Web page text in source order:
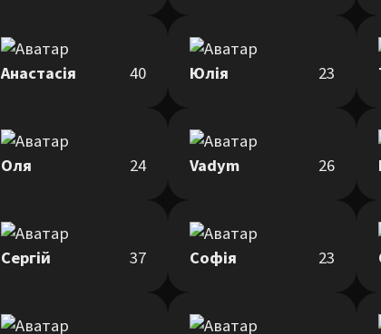
Анастасія 40 Юлія 23
Оля 24 Vadym 26
Сергій 37 Софія 23